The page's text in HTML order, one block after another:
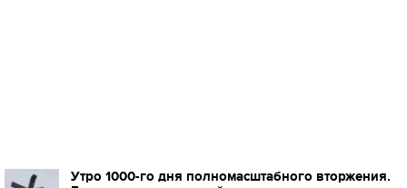
Утро 1000-го дня полномасштабного вторжения.